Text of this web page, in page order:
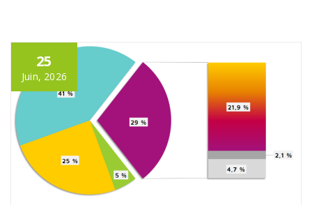
25
Juin, 2026